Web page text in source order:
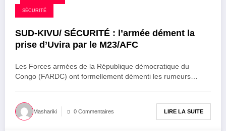
26 août 2025
SÉCURITÉ
SUD-KIVU/ SÉCURITÉ : l’armée dément la
prise d’Uvira par le M23/AFC
Les Forces armées de la République démocratique du
Congo (FARDC) ont formellement démenti les rumeurs…
Mashariki 0 Commentaires LIRE LA SUITE